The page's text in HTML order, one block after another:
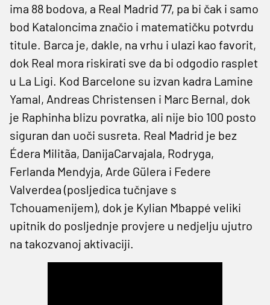
ima 88 bodova, a Real Madrid 77, pa bi čak i samo
bod Kataloncima značio i matematičku potvrdu
titule. Barca je, dakle, na vrhu i ulazi kao favorit,
dok Real mora riskirati sve da bi odgodio rasplet
u La Ligi. Kod Barcelone su izvan kadra Lamine
Yamal, Andreas Christensen i Marc Bernal, dok
je Raphinha blizu povratka, ali nije bio 100 posto
siguran dan uoči susreta. Real Madrid je bez
Édera Militãa, DanijaCarvajala, Rodryga,
Ferlanda Mendyja, Arde Gülera i Federe
Valverdea (posljedica tučnjave s
Tchouamenijem), dok je Kylian Mbappé veliki
upitnik do posljednje provjere u nedjelju ujutro
na takozvanoj aktivaciji.